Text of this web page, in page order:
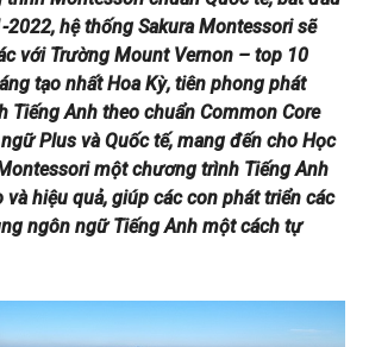
hệ thống Sakura Montessori sẽ
với Trường Mount Vernon – top 10
tạo nhất Hoa Kỳ, tiên phong phát
Tiếng Anh theo chuẩn Common Core
Plus và Quốc tế, mang đến cho Học
một chương trình Tiếng Anh
hiệu quả, giúp các con phát triển các
ngôn ngữ Tiếng Anh một cách tự